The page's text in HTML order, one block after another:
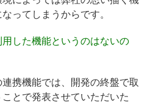
ってしまうからです。
した機能というのはないの
連携機能では、開発の終盤で取
とで発表させていただいた